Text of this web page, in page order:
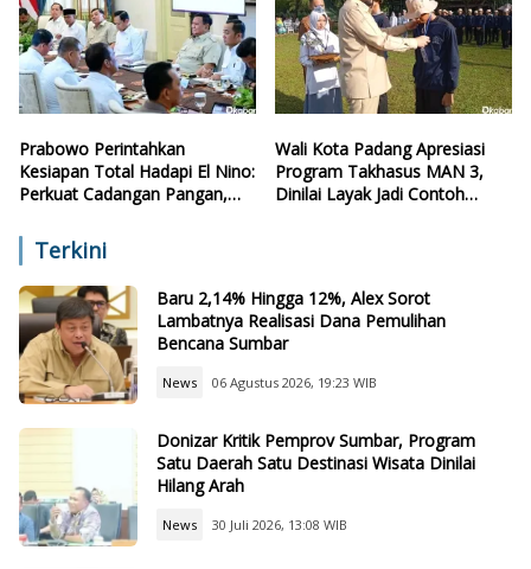
Prabowo Perintahkan
Kesiapan Total Hadapi El Nino:
Perkuat Cadangan Pangan,
Wali Kota Padang Apresiasi
Program Takhasus MAN 3,
Dinilai Layak Jadi Contoh
Terkini
Baru 2,14% Hingga 12%, Alex Sorot
Lambatnya Realisasi Dana Pemulihan
Bencana Sumbar
News 06 Agustus 2026, 19:23 WIB
Donizar Kritik Pemprov Sumbar, Program
Satu Daerah Satu Destinasi Wisata Dinilai
Hilang Arah
News 30 Juli 2026, 13:08 WIB